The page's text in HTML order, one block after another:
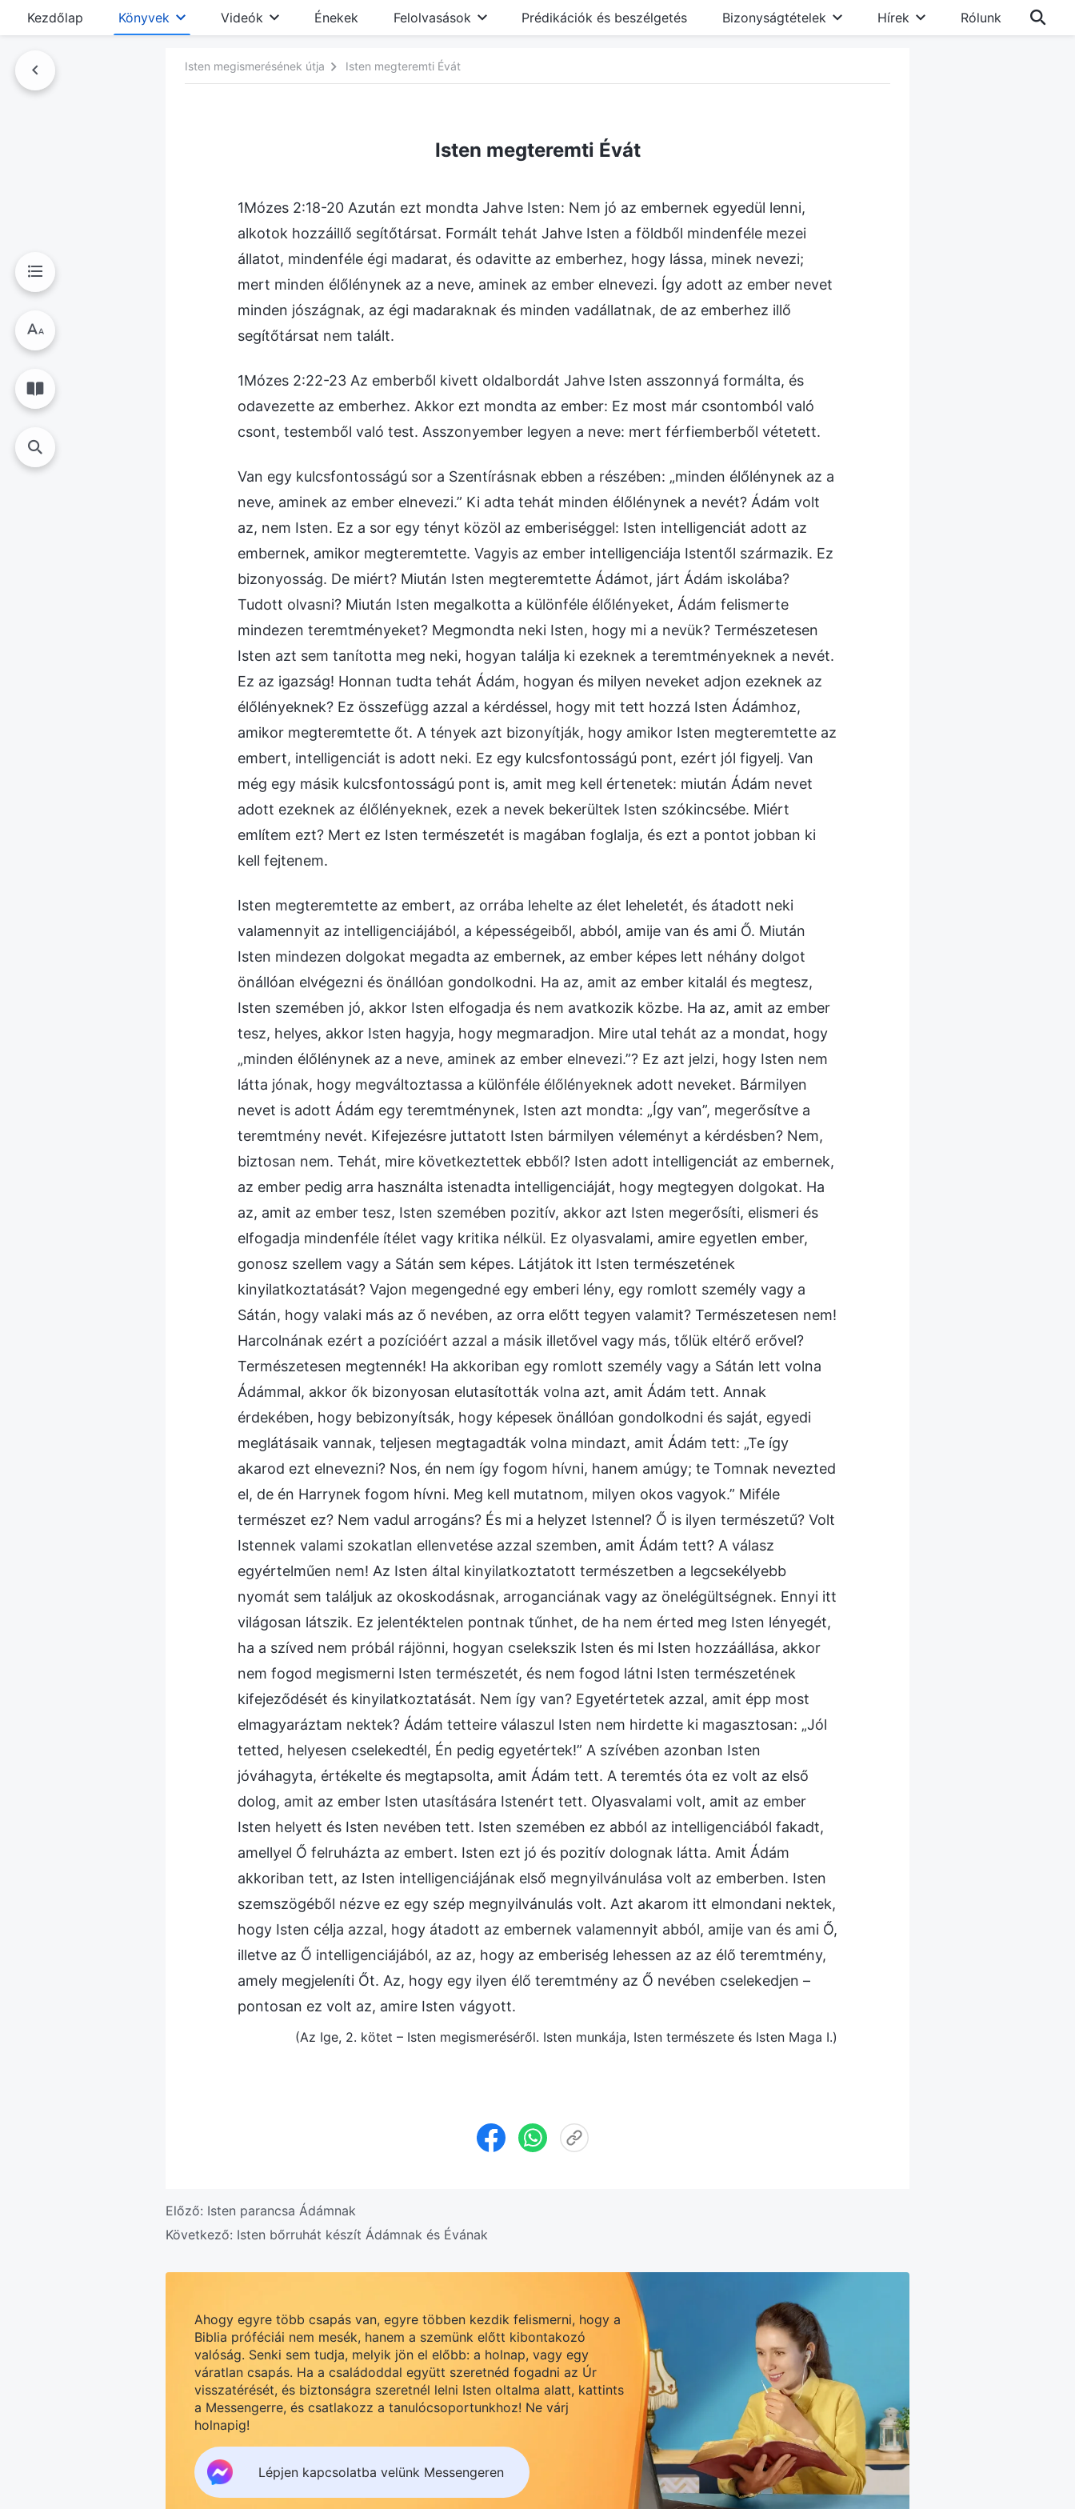
Kezdőlap Könyvek Videók Énekek Felolvasások Prédikációk és beszélgetés Bizonyságtételek Hírek Rólunk
Isten megismerésének útja Isten megteremti Évát
Isten megteremti Évát
1Mózes 2:18-20 Azután ezt mondta Jahve Isten: Nem jó az embernek egyedül lenni,
alkotok hozzáillő segítőtársat. Formált tehát Jahve Isten a földből mindenféle mezei
állatot, mindenféle égi madarat, és odavitte az emberhez, hogy lássa, minek nevezi;
mert minden élőlénynek az a neve, aminek az ember elnevezi. Így adott az ember nevet
minden jószágnak, az égi madaraknak és minden vadállatnak, de az emberhez illő
segítőtársat nem talált.
1Mózes 2:22-23 Az emberből kivett oldalbordát Jahve Isten asszonnyá formálta, és
odavezette az emberhez. Akkor ezt mondta az ember: Ez most már csontomból való
csont, testemből való test. Asszonyember legyen a neve: mert férfiemberből vétetett.
Van egy kulcsfontosságú sor a Szentírásnak ebben a részében: „minden élőlénynek az a
neve, aminek az ember elnevezi.” Ki adta tehát minden élőlénynek a nevét? Ádám volt
az, nem Isten. Ez a sor egy tényt közöl az emberiséggel: Isten intelligenciát adott az
embernek, amikor megteremtette. Vagyis az ember intelligenciája Istentől származik. Ez
bizonyosság. De miért? Miután Isten megteremtette Ádámot, járt Ádám iskolába?
Tudott olvasni? Miután Isten megalkotta a különféle élőlényeket, Ádám felismerte
mindezen teremtményeket? Megmondta neki Isten, hogy mi a nevük? Természetesen
Isten azt sem tanította meg neki, hogyan találja ki ezeknek a teremtményeknek a nevét.
Ez az igazság! Honnan tudta tehát Ádám, hogyan és milyen neveket adjon ezeknek az
élőlényeknek? Ez összefügg azzal a kérdéssel, hogy mit tett hozzá Isten Ádámhoz,
amikor megteremtette őt. A tények azt bizonyítják, hogy amikor Isten megteremtette az
embert, intelligenciát is adott neki. Ez egy kulcsfontosságú pont, ezért jól figyelj. Van
még egy másik kulcsfontosságú pont is, amit meg kell értenetek: miután Ádám nevet
adott ezeknek az élőlényeknek, ezek a nevek bekerültek Isten szókincsébe. Miért
említem ezt? Mert ez Isten természetét is magában foglalja, és ezt a pontot jobban ki
kell fejtenem.
Isten megteremtette az embert, az orrába lehelte az élet leheletét, és átadott neki
valamennyit az intelligenciájából, a képességeiből, abból, amije van és ami Ő. Miután
Isten mindezen dolgokat megadta az embernek, az ember képes lett néhány dolgot
önállóan elvégezni és önállóan gondolkodni. Ha az, amit az ember kitalál és megtesz,
Isten szemében jó, akkor Isten elfogadja és nem avatkozik közbe. Ha az, amit az ember
tesz, helyes, akkor Isten hagyja, hogy megmaradjon. Mire utal tehát az a mondat, hogy
„minden élőlénynek az a neve, aminek az ember elnevezi.”? Ez azt jelzi, hogy Isten nem
látta jónak, hogy megváltoztassa a különféle élőlényeknek adott neveket. Bármilyen
nevet is adott Ádám egy teremtménynek, Isten azt mondta: „Így van”, megerősítve a
teremtmény nevét. Kifejezésre juttatott Isten bármilyen véleményt a kérdésben? Nem,
biztosan nem. Tehát, mire következtettek ebből? Isten adott intelligenciát az embernek,
az ember pedig arra használta istenadta intelligenciáját, hogy megtegyen dolgokat. Ha
az, amit az ember tesz, Isten szemében pozitív, akkor azt Isten megerősíti, elismeri és
elfogadja mindenféle ítélet vagy kritika nélkül. Ez olyasvalami, amire egyetlen ember,
gonosz szellem vagy a Sátán sem képes. Látjátok itt Isten természetének
kinyilatkoztatását? Vajon megengedné egy emberi lény, egy romlott személy vagy a
Sátán, hogy valaki más az ő nevében, az orra előtt tegyen valamit? Természetesen nem!
Harcolnának ezért a pozícióért azzal a másik illetővel vagy más, tőlük eltérő erővel?
Természetesen megtennék! Ha akkoriban egy romlott személy vagy a Sátán lett volna
Ádámmal, akkor ők bizonyosan elutasították volna azt, amit Ádám tett. Annak
érdekében, hogy bebizonyítsák, hogy képesek önállóan gondolkodni és saját, egyedi
meglátásaik vannak, teljesen megtagadták volna mindazt, amit Ádám tett: „Te így
akarod ezt elnevezni? Nos, én nem így fogom hívni, hanem amúgy; te Tomnak nevezted
el, de én Harrynek fogom hívni. Meg kell mutatnom, milyen okos vagyok.” Miféle
természet ez? Nem vadul arrogáns? És mi a helyzet Istennel? Ő is ilyen természetű? Volt
Istennek valami szokatlan ellenvetése azzal szemben, amit Ádám tett? A válasz
egyértelműen nem! Az Isten által kinyilatkoztatott természetben a legcsekélyebb
nyomát sem találjuk az okoskodásnak, arroganciának vagy az önelégültségnek. Ennyi itt
világosan látszik. Ez jelentéktelen pontnak tűnhet, de ha nem érted meg Isten lényegét,
ha a szíved nem próbál rájönni, hogyan cselekszik Isten és mi Isten hozzáállása, akkor
nem fogod megismerni Isten természetét, és nem fogod látni Isten természetének
kifejeződését és kinyilatkoztatását. Nem így van? Egyetértetek azzal, amit épp most
elmagyaráztam nektek? Ádám tetteire válaszul Isten nem hirdette ki magasztosan: „Jól
tetted, helyesen cselekedtél, Én pedig egyetértek!” A szívében azonban Isten
jóváhagyta, értékelte és megtapsolta, amit Ádám tett. A teremtés óta ez volt az első
dolog, amit az ember Isten utasítására Istenért tett. Olyasvalami volt, amit az ember
Isten helyett és Isten nevében tett. Isten szemében ez abból az intelligenciából fakadt,
amellyel Ő felruházta az embert. Isten ezt jó és pozitív dolognak látta. Amit Ádám
akkoriban tett, az Isten intelligenciájának első megnyilvánulása volt az emberben. Isten
szemszögéből nézve ez egy szép megnyilvánulás volt. Azt akarom itt elmondani nektek,
hogy Isten célja azzal, hogy átadott az embernek valamennyit abból, amije van és ami Ő,
illetve az Ő intelligenciájából, az az, hogy az emberiség lehessen az az élő teremtmény,
amely megjeleníti Őt. Az, hogy egy ilyen élő teremtmény az Ő nevében cselekedjen –
pontosan ez volt az, amire Isten vágyott.
(Az Ige, 2. kötet – Isten megismeréséről. Isten munkája, Isten természete és Isten Maga I.)
Előző: Isten parancsa Ádámnak
Következő: Isten bőrruhát készít Ádámnak és Évának
Ahogy egyre több csapás van, egyre többen kezdik felismerni, hogy a
Biblia próféciái nem mesék, hanem a szemünk előtt kibontakozó
valóság. Senki sem tudja, melyik jön el előbb: a holnap, vagy egy
váratlan csapás. Ha a családoddal együtt szeretnéd fogadni az Úr
visszatérését, és biztonságra szeretnél lelni Isten oltalma alatt, kattints
a Messengerre, és csatlakozz a tanulócsoportunkhoz! Ne várj
holnapig!
Lépjen kapcsolatba velünk Messengeren